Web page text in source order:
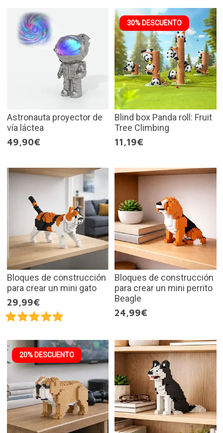
Astronauta proyector de
vía láctea
49,90€
30% DESCUENTO
Blind box Panda roll: Fruit
Tree Climbing
11,19€
Bloques de construcción
para crear un mini gato
29,99€
Bloques de construcción
para crear un mini perrito
Beagle
24,99€
20% DESCUENTO